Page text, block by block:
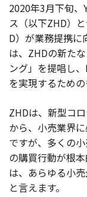
ライセンス契約
内製化支援
補助金活用支援
お役立ち記事
2020年3月下旬
ス（以下ZHD）
D）が業務提携に
は、ZHDの新た
ング」を提唱し
を実現するための
ZHDは、新型コ
から、小売業界
ですが、多くの
の購買行動が根
は、あらゆる小
と言えます。